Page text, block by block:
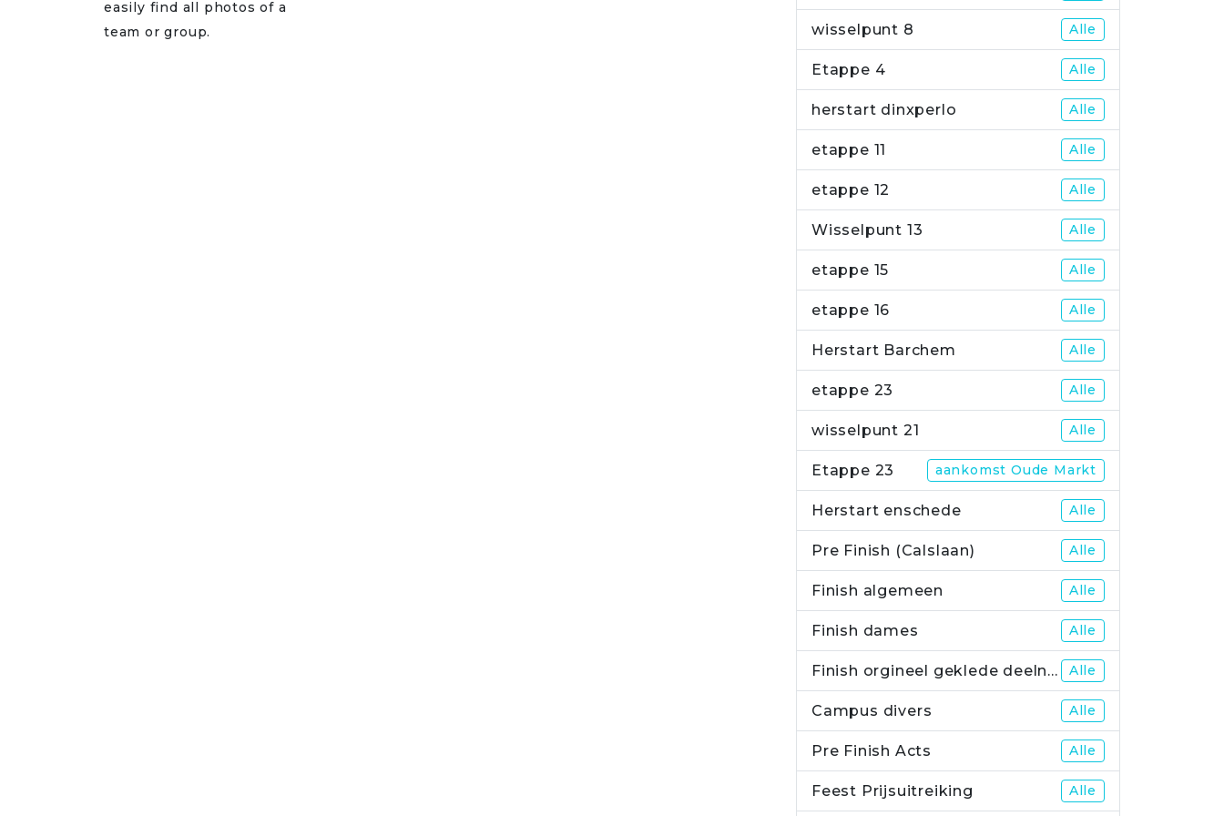
easily find all photos of a
team or group.
wisselpunt 8 Alle
Etappe 4 Alle
herstart dinxperlo Alle
etappe 11 Alle
etappe 12 Alle
Wisselpunt 13 Alle
etappe 15 Alle
etappe 16 Alle
Herstart Barchem Alle
etappe 23 Alle
wisselpunt 21 Alle
Etappe 23 aankomst Oude Markt
Herstart enschede Alle
Pre Finish (Calslaan) Alle
Finish algemeen Alle
Finish dames Alle
Finish orgineel geklede deelnemers Alle
Campus divers Alle
Pre Finish Acts Alle
Feest Prijsuitreiking Alle